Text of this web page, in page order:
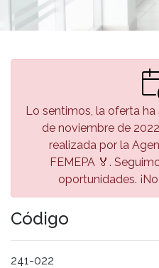
Lo sentimos, la oferta ha
de noviembre de
realizada por la
FEMEPA 🏅.
oportunidades.
Código
241-022